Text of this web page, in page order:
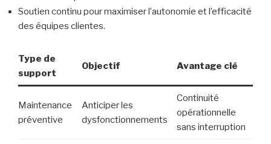
Soutien continu pour maximiser l’autonomie et l’efficacité
des équipes clientes.
Type de
support
Objectif Avantage clé
Maintenance
préventive
Anticiper les
dysfonctionnements
Continuité
opérationnelle
sans interruption